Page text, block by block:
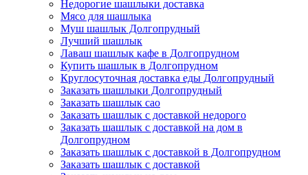
Недорогие шашлыки доставка
Мясо для шашлыка
Муш шашлык Долгопрудный
Лучший шашлык
Лаваш шашлык кафе в Долгопрудном
Купить шашлык в Долгопрудном
Круглосуточная доставка еды Долгопрудный
Заказать шашлыки Долгопрудный
Заказать шашлык сао
Заказать шашлык с доставкой недорого
Заказать шашлык с доставкой на дом в
Долгопрудном
Заказать шашлык с доставкой в Долгопрудном
Заказать шашлык с доставкой